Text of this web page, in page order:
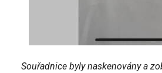
Souřadnice byly naskenovány a